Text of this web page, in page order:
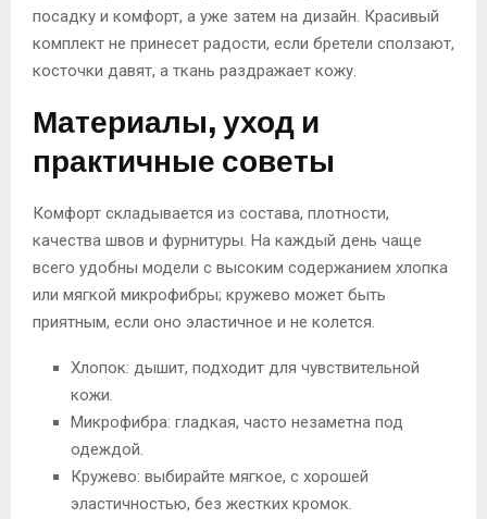
посадку и комфорт, а уже затем на дизайн. Красивый
комплект не принесет радости, если бретели сползают,
косточки давят, а ткань раздражает кожу.
Материалы, уход и
практичные советы
Комфорт складывается из состава, плотности,
качества швов и фурнитуры. На каждый день чаще
всего удобны модели с высоким содержанием хлопка
или мягкой микрофибры; кружево может быть
приятным, если оно эластичное и не колется.
Хлопок: дышит, подходит для чувствительной
кожи.
Микрофибра: гладкая, часто незаметна под
одеждой.
Кружево: выбирайте мягкое, с хорошей
эластичностью, без жестких кромок.